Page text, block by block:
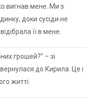
вигнав мене. Ми з
доки сусіди не
її в мене.
грошей?” – зі
до Кирила. Це і
житті.